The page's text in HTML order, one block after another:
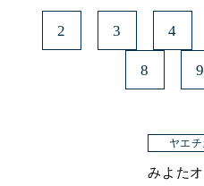
2 3 4
8 9
ヤエ
みよた